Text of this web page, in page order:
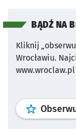
BĄDŹ NA
Kliknij
Wrocławiu.
www.wroclaw.pl